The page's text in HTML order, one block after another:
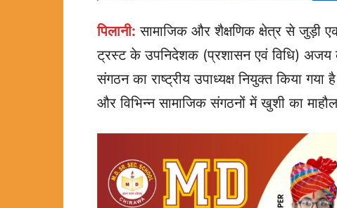
पिलानी: सामाजिक और शैक्षणिक क्षेत्र से जुड़ी
ट्रस्ट के उपनिदेशक (प्रशासन एवं विधि) अजय
संगठन का राष्ट्रीय उपाध्यक्ष नियुक्त किया
और विभिन्न सामाजिक संगठनों में खुशी का